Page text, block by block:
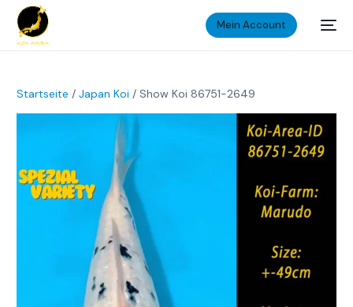
Mein Account
Startseite /Japan Koi / Show Koi 86751-2649